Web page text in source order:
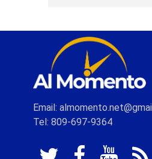
Email:
Tel: 809-697-9364